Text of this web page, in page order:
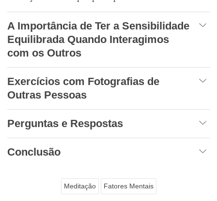
A Importância de Ter a Sensibilidade
Equilibrada Quando Interagimos
com os Outros
Exercícios com Fotografias de
Outras Pessoas
Perguntas e Respostas
Conclusão
Meditação Fatores Mentais